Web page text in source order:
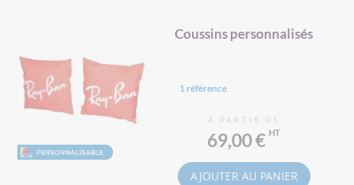
Coussins personnalisés
1 référence
À PARTIR DE
69,00 €
AJOUTER AU PANIER